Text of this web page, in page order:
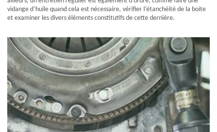
vidange d’huile quand cela est nécessaire, vérifier l’étanchéité de la boite
et examiner les divers éléments constitutifs de cette dernière.